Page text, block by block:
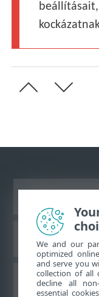
We and our
optimized
and serve you
collection of all
decline all
essential